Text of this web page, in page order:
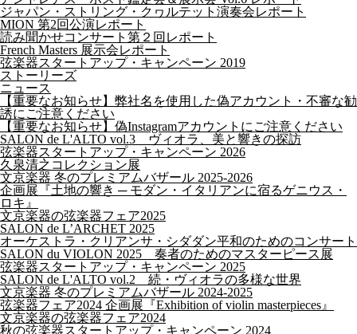
ジャパン・ストリング・クヮルテット演奏会レポート
MION 第2回公演レポート
読み聞かせコンサート第２回レポート
French Masters 展示会レポート
弦楽器スタートアップ・キャンペーン 2019
ストーリーズ
ニュース
【重要なお知らせ】弊社名を使用した偽アカウント・不審な勧
誘にご注意ください
【重要なお知らせ】偽Instagramアカウントにご注意ください
SALON de L'ALTO vol.3 ヴィオラ、美と響きの探訪
弦楽器スタートアップ・キャンペーン 2026
久泉清之コレクション展
文京楽器 冬のプレミアムバザール 2025-2026
企画展『土地の響き ─ モダン・イタリアンに宿るゲニウス・
ロキ』
文京楽器の弦楽器フェア2025
SALON de L’ARCHET 2025
オーケストラ・クリアンサ・シダダン平和のためのコンサート
SALON du VIOLON 2025 奏者のためのマスターピース展
弦楽器スタートアップ・キャンペーン 2025
SALON de L'ALTO vol.2 続・ヴィオラの多様な世界
文京楽器 冬のプレミアムバザール 2024-2025
弦楽器フェア2024 企画展『Exhibition of violin masterpieces』
文京楽器の弦楽器フェア2024
秋の弦楽器スタートアップ・キャンペーン 2024